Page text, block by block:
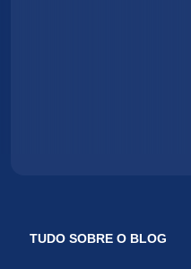
TUDO SOBRE O BLOG